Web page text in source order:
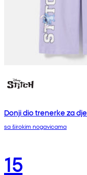
Donji dio trenerke za
sa širokim nogavicama
15